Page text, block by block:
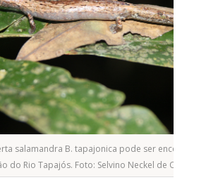
salamandra B. tapajonica pode ser encontrada no
do Rio Tapajós. Foto: Selvino Neckel de Oliveira